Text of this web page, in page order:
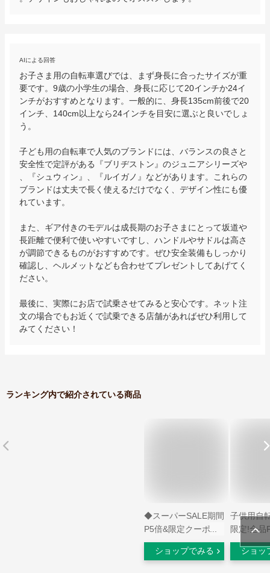
AIによる回答
お子さま用の自転車選びでは、まず身長に合ったサイズが重
要です。9歳の小学生の場合、身長に応じて20インチか24イ
ンチがおすすめとなります。一般的に、身長135cm前後で20
インチ、140cm以上なら24インチを目安に選ぶと良いでしょ
う。
子ども用の自転車で人気のブランドには、バランスの良さと
安全性で定評がある『ブリヂストン』のジュニアシリーズや
、『シュウィン』、『ルイガノ』などがあります。これらの
ブランドは丈夫で長く使えるだけでなく、デザイン性にも優
れています。
また、ギア付きのモデルは成長期のお子さまにとって坂道や
長距離で便利で使いやすいですし、ハンドルやサドルは高さ
が調節できるものがおすすめです。ぜひ安全装備もしっかり
確認し、ヘルメットなども合わせてプレゼントしてあげてく
ださい。
最後に、実際にお店で試乗させてみると安心です。ネット注
文の場合でもお近くで試乗できる店舗があればぜひ利用して
みてください！
ランキング内で紹介されている商品
◆スーパーSALE期間
P5倍&限定クーポン
配布◆PROVROS ジ
ュニア マウンテンバ
ショップでみる
子供用自
限定!全品
ども用自
用自転車
ショッ